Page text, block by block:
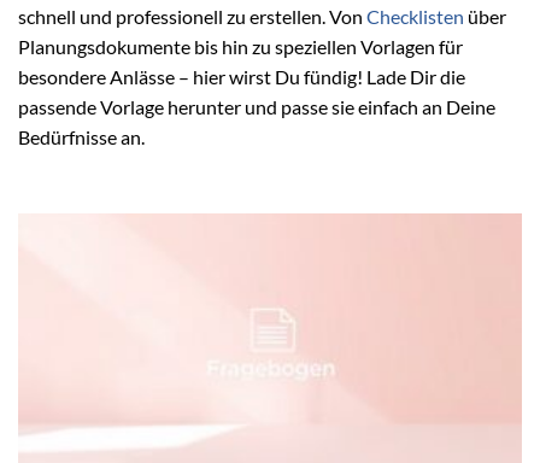
schnell und professionell zu erstellen. Von Checklisten über
Planungsdokumente bis hin zu speziellen Vorlagen für
besondere Anlässe – hier wirst Du fündig! Lade Dir die
passende Vorlage herunter und passe sie einfach an Deine
Bedürfnisse an.